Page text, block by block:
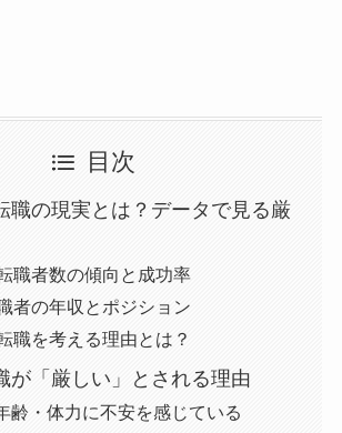
目次
職の現実とは？データで見る厳
職者数の傾向と成功率
者の年収とポジション
職を考える理由とは？
が「厳しい」とされる理由
齢・体力に不安を感じている